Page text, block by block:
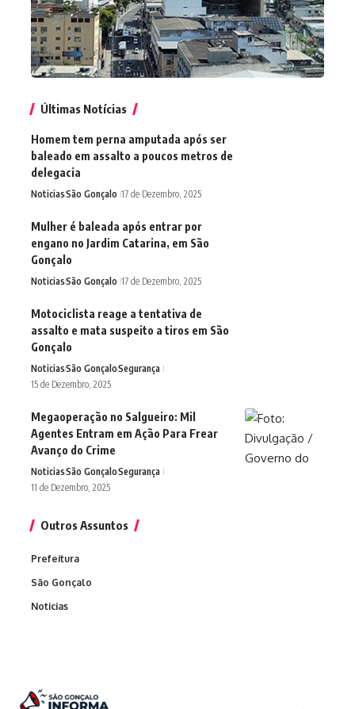
Últimas Notícias
Homem tem perna amputada após ser
baleado em assalto a poucos metros de
delegacia
NoticiasSão Gonçalo 17 de Dezembro, 2025
Mulher é baleada após entrar por
engano no Jardim Catarina, em São
Gonçalo
NoticiasSão Gonçalo 17 de Dezembro, 2025
Motociclista reage a tentativa de
assalto e mata suspeito a tiros em São
Gonçalo
NoticiasSão GonçaloSegurança
15 de Dezembro, 2025
Megaoperação no Salgueiro: Mil
Agentes Entram em Ação Para Frear
Avanço do Crime
NoticiasSão GonçaloSegurança
11 de Dezembro, 2025
Outros Assuntos
Prefeitura
São Gonçalo
Noticias